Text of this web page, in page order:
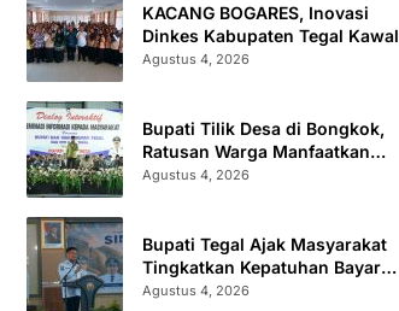
KACANG BOGARES, Inovasi
Dinkes Kabupaten Tegal Kawal
Kesehatan Remaja Putri Cegah
Agustus 4, 2026
Bupati Tilik Desa di Bongkok,
Ratusan Warga Manfaatkan
Layanan Kesehatan dan
Agustus 4, 2026
Bupati Tegal Ajak Masyarakat
Tingkatkan Kepatuhan Bayar
Pajak Kendaraan lewat “TULUS
Agustus 4, 2026